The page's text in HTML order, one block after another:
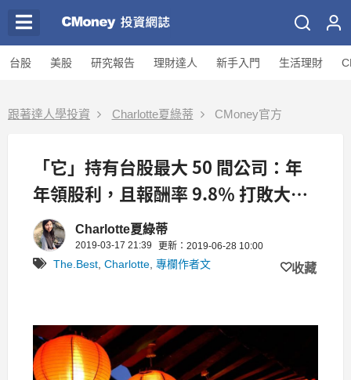
台股 美股 研究報告 理財達人 新手入門 生活理財
跟著達人學投資 Charlotte夏綠蒂 CMoney官方
「它」持有台股最大 50 間公司：年
年領股利，且報酬率 9.8％ 打敗大
盤！
Charlotte夏綠蒂
2019-03-17 21:39 更新：2019-06-28 10:00
The.Best Charlotte 專欄作者文 收藏